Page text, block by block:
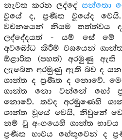
නැවත කරන ලද්දේ සන්තො
වූයේ ද, ප්‍රණීත වූයේද
වචනයෙන් නියම තත්ත්වය
ලද්දේදයත් - යම් සේ මේ
අවබෝධ කිරීම් වශයෙන්
ඕළාරික (පහත්) අරමුණු
ලැබෙන අරමුණු ඇති බව ද
ශාන්ත ද ප්‍රණීත ද නොවේ.
ශාන්ත නො වන්නේ හෝ
නොවේ. තවද අරමුණෙහි
ශාන්ත වූයේ වෙයි, නිවුනේ
නම් වූ අංගයෙහි ශාන්ත
ප්‍රණීත භාවය හේතුවෙන් ද